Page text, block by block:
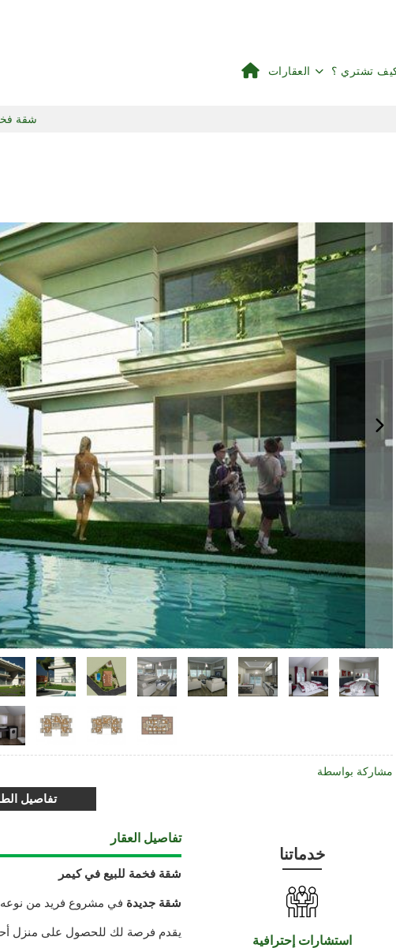
العقارات تشتري ؟
شقة
مشاركة بواسطة
تفاصيل
تفاصيل العقار
شقة فخمة للبيع في كيمر
شقة جديدة في مشروع فريد من
يقدم فرصة لك للحصول على منزل
خدماتنا
استشارات إحترافية